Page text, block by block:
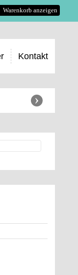
Warenkorb anzeigen
Kontakt
›